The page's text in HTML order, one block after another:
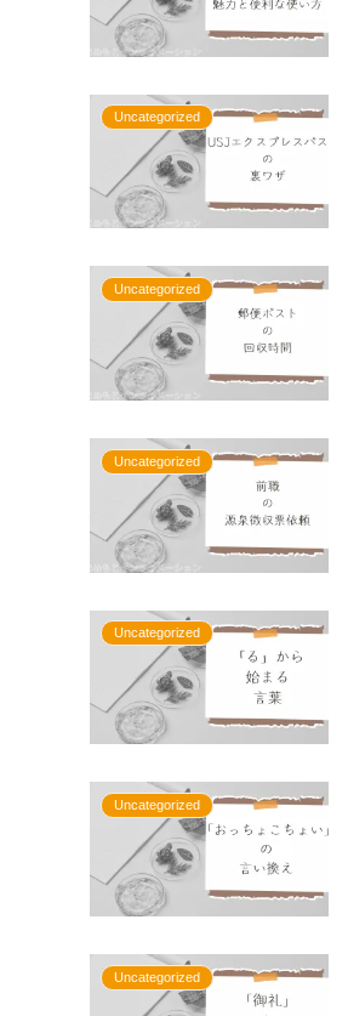
Uncategorized
Uncategorized
Uncategorized
Uncategorized
Uncategorized
Uncategorized